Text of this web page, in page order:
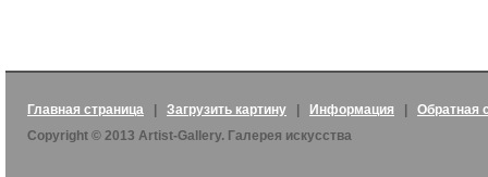
Главная страница Загрузить картину Информация
Обратная
Copyright © 2013 Artist-Gallery. Галерея искусства